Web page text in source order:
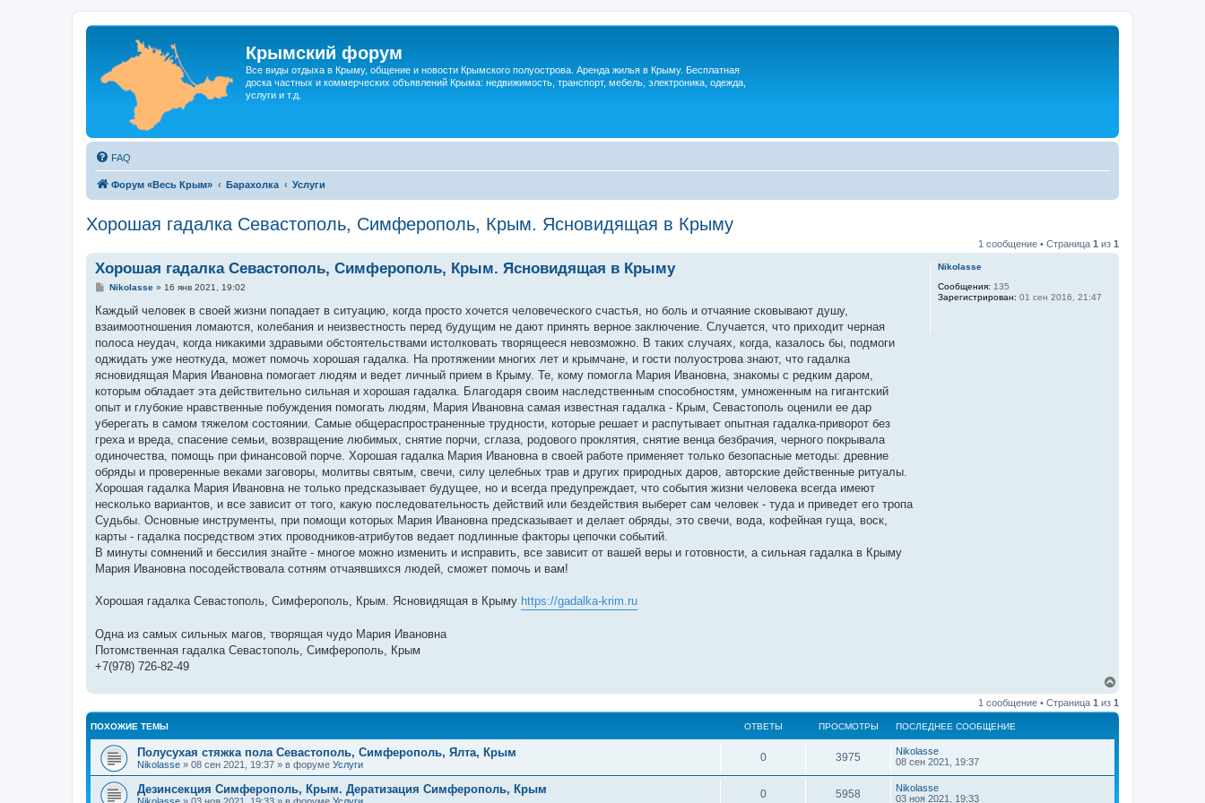
Крымский форум
Все виды отдыха в Крыму, общение и новости Крымского полуострова. Аренда жилья в Крыму. Бесплатная
доска частных и коммерческих объявлений Крыма: недвижимость, транспорт, мебель, электроника, одежда,
услуги и т.д.
FAQ
Форум «Весь Крым» Барахолка Услуги
Хорошая гадалка Севастополь, Симферополь, Крым. Ясновидящая в Крыму
1 сообщение • Страница 1 из 1
Nikolasse
Сообщения: 135
Зарегистрирован: 01 сен 2016, 21:47
Хорошая гадалка Севастополь, Симферополь, Крым. Ясновидящая в Крыму
С
о
щ
е
и
е
Nikolasse» 16 янв 2021, 19:02
Каждый человек в своей жизни попадает в ситуацию, когда просто хочется человеческого счастья, но боль и отчаяние сковывают душу,
взаимоотношения ломаются, колебания и неизвестность перед будущим не дают принять верное заключение. Случается, что приходит черная
полоса неудач, когда никакими здравыми обстоятельствами истолковать творящееся невозможно. В таких случаях, когда, казалось бы, подмоги
оджидать уже неоткуда, может помочь хорошая гадалка. На протяжении многих лет и крымчане, и гости полуострова знают, что гадалка
ясновидящая Мария Ивановна помогает людям и ведет личный прием в Крыму. Те, кому помогла Мария Ивановна, знакомы с редким даром,
которым обладает эта действительно сильная и хорошая гадалка. Благодаря своим наследственным способностям, умноженным на гигантский
опыт и глубокие нравственные побуждения помогать людям, Мария Ивановна самая известная гадалка - Крым, Севастополь оценили ее дар
уберегать в самом тяжелом состоянии. Самые общераспространенные трудности, которые решает и распутывает опытная гадалка-приворот без
греха и вреда, спасение семьи, возвращение любимых, снятие порчи, сглаза, родового проклятия, снятие венца безбрачия, черного покрывала
одиночества, помощь при финансовой порче. Хорошая гадалка Мария Ивановна в своей работе применяет только безопасные методы: древние
обряды и проверенные веками заговоры, молитвы святым, свечи, силу целебных трав и других природных даров, авторские действенные ритуалы.
Хорошая гадалка Мария Ивановна не только предсказывает будущее, но и всегда предупреждает, что события жизни человека всегда имеют
несколько вариантов, и все зависит от того, какую последовательность действий или бездействия выберет сам человек - туда и приведет его тропа
Судьбы. Основные инструменты, при помощи которых Мария Ивановна предсказывает и делает обряды, это свечи, вода, кофейная гуща, воск,
карты - гадалка посредством этих проводников-атрибутов ведает подлинные факторы цепочки событий.
В минуты сомнений и бессилия знайте - многое можно изменить и исправить, все зависит от вашей веры и готовности, а сильная гадалка в Крыму
Мария Ивановна посодействовала сотням отчаявшихся людей, сможет помочь и вам!
Хорошая гадалка Севастополь, Симферополь, Крым. Ясновидящая в Крыму https://gadalka-krim.ru
Одна из самых сильных магов, творящая чудо Мария Ивановна
Потомственная гадалка Севастополь, Симферополь, Крым
+7(978) 726-82-49
р
н
1 сообщение • Страница 1 из 1
ПОХОЖИЕ ТЕМЫ ОТВЕТЫ ПРОСМОТРЫ ПОСЛЕДНЕЕ СООБЩЕНИЕ
Полусухая стяжка пола Севастополь, Симферополь, Ялта, Крым
Nikolasse » 08 сен 2021, 19:37 » в форуме Услуги
0 3975
Nikolasse
08 сен 2021, 19:37
Дезинсекция Симферополь, Крым. Дератизация Симферополь, Крым 0 5958
Nikolasse
03 ноя 2021, 19:33